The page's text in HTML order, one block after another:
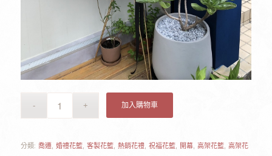
加入購物車
分類: 喬遷, 婚禮花籃, 客製花籃, 熱銷花禮, 祝福花籃, 開幕, 高架花籃, 高架花